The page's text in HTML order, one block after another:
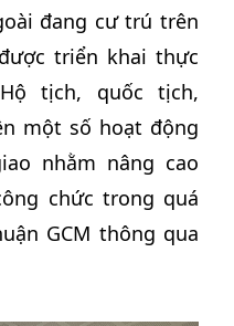
đang cư trú trên
triển khai thực
tịch, quốc tịch,
một số hoạt động
nhằm nâng cao
chức trong quá
GCM thông qua